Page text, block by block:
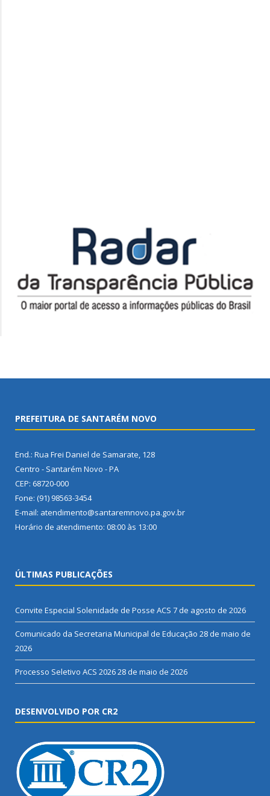
PREFEITURA DE SANTARÉM NOVO
End.: Rua Frei Daniel de Samarate, 128
Centro - Santarém Novo - PA
CEP: 68720-000
Fone: (91) 98563-3454
E-mail: atendimento@santaremnovo.pa.gov.br
Horário de atendimento: 08:00 às 13:00
ÚLTIMAS PUBLICAÇÕES
Convite Especial Solenidade de Posse ACS 7 de agosto de 2026
Comunicado da Secretaria Municipal de Educação 28 de maio de
2026
Processo Seletivo ACS 202628 de maio de 2026
DESENVOLVIDO POR CR2